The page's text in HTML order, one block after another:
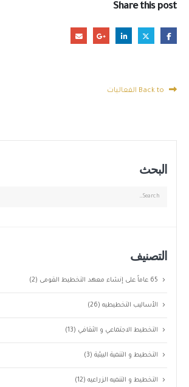
Share this post
البحث
التصنيف
65 عاماً على إنشاء معهد التخطيط القومى (2)
الأساليب التخطيطيه(26)
التخطيط الاجتماعي و الثقافي (13)
التخطيط و التنمية البيئية(3)
التخطيط و التنميه الزراعيه(12)